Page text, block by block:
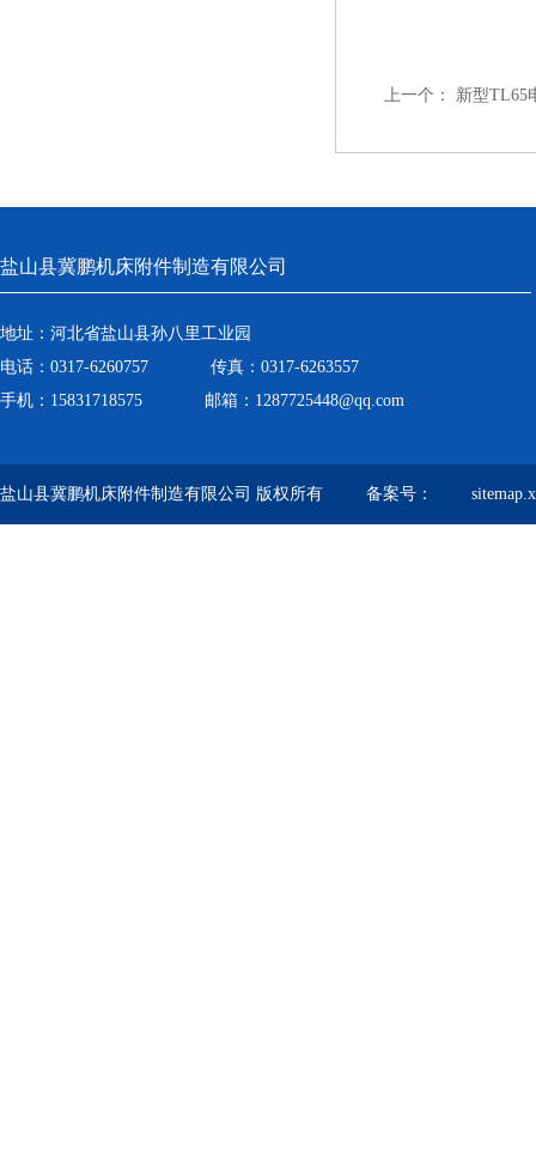
上一个： 新型TL65
盐山县冀鹏机床附件制造有限公司
地址：河北省盐山县孙八里工业园
电话：0317-6260757 传真：0317-6263557
手机：15831718575 邮箱：1287725448@qq.com
盐山县冀鹏机床附件制造有限公司 版权所有 备案号：